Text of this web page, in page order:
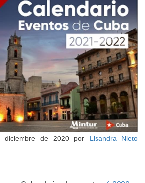
diciembre de 2020por
Lisandra Nieto